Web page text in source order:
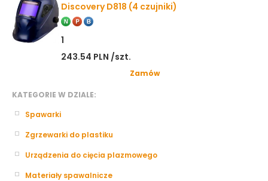
KATEGORIE W DZIALE:
Spawarki
Zgrzewarki do plastiku
Urządzenia do cięcia plazmowego
Materiały spawalnicze
Discovery D818 (4 czujniki)
1
243.54 PLN /szt.
Zamów